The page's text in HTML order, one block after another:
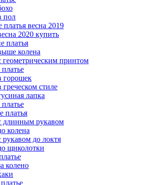
пол
платья весна 2019
2020 купить
платья
колена
геометрическим принтом
горошек
греческом стиле
лапка
платье
платья
длинным рукавом
колена
рукавом до локтя
щиколотки
колено